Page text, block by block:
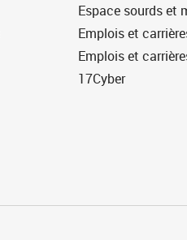
Espace sourds et
Emplois et
Emplois et
17Cyber